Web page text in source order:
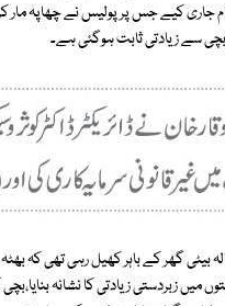
کیے جس پر پولیس نے چھاپہ مار کر
سے زیادتی ثابت ہوگئی ہے۔
گیا کہ شوکت کی 6 سالہ بیٹی گھر کے باہر کھیل رہی تھی
میں زبردستی زیادتی کا نشانہ